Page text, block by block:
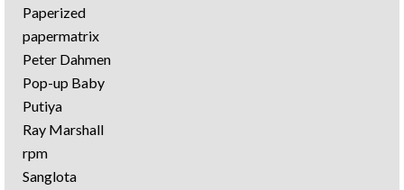
Paperized
papermatrix
Peter Dahmen
Pop-up Baby
Putiya
Ray Marshall
rpm
Sanglota